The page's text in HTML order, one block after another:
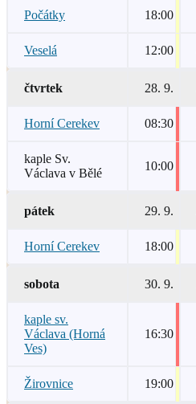
Počátky 18:00
Veselá 12:00
čtvrtek 28. 9.
Horní Cerekev 08:30
kaple Sv.
Václava v Bělé
10:00
pátek 29. 9.
Horní Cerekev 18:00
sobota 30. 9.
kaple sv.
Václava (Horná
Ves)
16:30
Žirovnice 19:00